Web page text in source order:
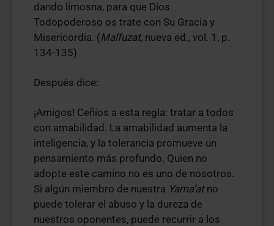
dando limosna, para que Dios
Todopoderoso os trate con Su Gracia y
Misericordia. (Malfuzat, nueva ed., vol. 1, p.
134-135)
Después dice:
¡Amigos! Ceñíos a esta regla: tratar a todos
con amabilidad. La amabilidad aumenta la
inteligencia, y la tolerancia promueve un
pensamiento más profundo. Quien no
adopte este camino no es uno de nosotros.
Si algún miembro de nuestra Yama’atno
puede tolerar el abuso y la dureza de
nuestros oponentes, puede recurrir a los